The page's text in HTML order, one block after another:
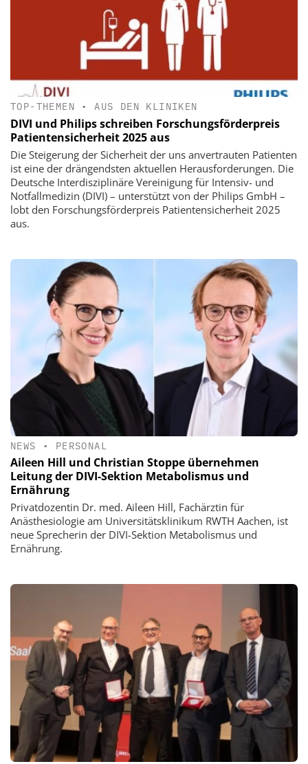
TOP-THEMEN •AUS DEN KLINIKEN
DIVI und Philips schreiben Forschungsförderpreis
Patientensicherheit 2025 aus
Die Steigerung der Sicherheit der uns anvertrauten Patienten
ist eine der drängendsten aktuellen Herausforderungen. Die
Deutsche Interdisziplinäre Vereinigung für Intensiv- und
Notfallmedizin (DIVI) – unterstützt von der Philips GmbH –
lobt den Forschungsförderpreis Patientensicherheit 2025
aus.
NEWS • PERSONAL
Aileen Hill und Christian Stoppe übernehmen
Leitung der DIVI-Sektion Metabolismus und
Ernährung
Privatdozentin Dr. med. Aileen Hill, Fachärztin für
Anästhesiologie am Universitätsklinikum RWTH Aachen, ist
neue Sprecherin der DIVI-Sektion Metabolismus und
Ernährung.